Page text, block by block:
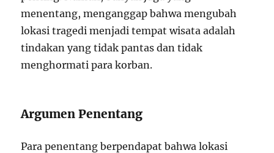
menentang, menganggap bahwa mengubah
lokasi tragedi menjadi tempat wisata adalah
tindakan yang tidak pantas dan tidak
menghormati para korban.
Argumen Penentang
Para penentang berpendapat bahwa lokasi